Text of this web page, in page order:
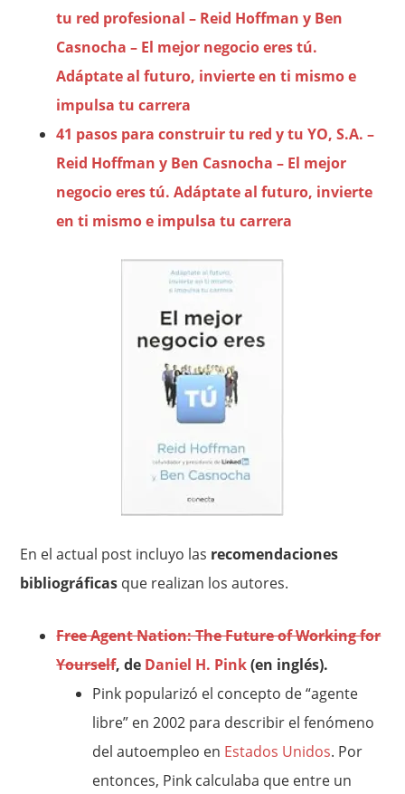
tu red profesional – Reid Hoffman y Ben
Casnocha – El mejor negocio eres tú.
Adáptate al futuro, invierte en ti mismo e
impulsa tu carrera
41 pasos para construir tu red y tu YO, S.A. –
Reid Hoffman y Ben Casnocha – El mejor
negocio eres tú. Adáptate al futuro, invierte
en ti mismo e impulsa tu carrera
En el actual post incluyo las recomendaciones
bibliográficas que realizan los autores.
Free Agent Nation: The Future of Working for
Yourself, de Daniel H. Pink(en inglés).
Pink popularizó el concepto de “agente
libre” en 2002 para describir el fenómeno
del autoempleo en Estados Unidos. Por
entonces, Pink calculaba que entre un